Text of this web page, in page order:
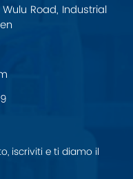
Wulu Road, Industrial
iscriviti e ti diamo il